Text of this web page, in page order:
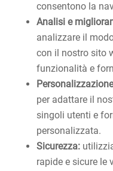
consentono la
Analisi e
analizzare il
con il nostro sito
funzionalità e
per adattare il
singoli utenti e
personalizzata.
Sicurezza:
rapide e sicure le